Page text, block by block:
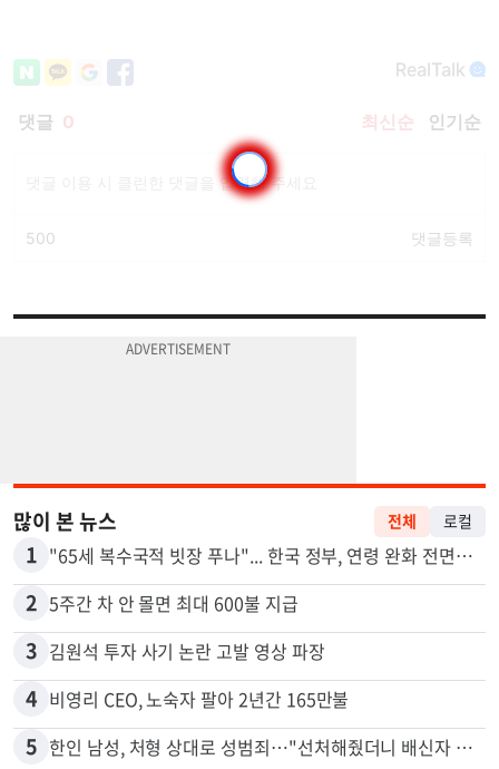
많이 본 뉴스
1
2 5주간 차 안 몰면 최대 600불 지급
3 김원석 투자 사기 논란 고발 영상 파장
4 비영리 CEO, 노숙자 팔아 2년간 165만불